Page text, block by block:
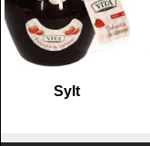
Sylt